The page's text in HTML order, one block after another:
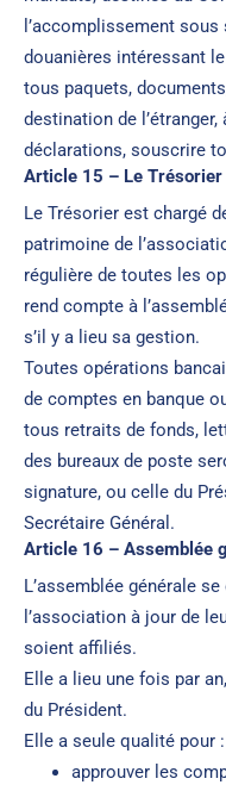
l’accomplissement
douanières intéressant
tous paquets,
destination de
déclarations, souscrire
Article 15 – Le Trésorier
Le Trésorier est chargé
patrimoine de
régulière de toutes les
rend compte à
s’il y a lieu sa gestion.
Toutes opérations
de comptes en banque
tous retraits de fonds,
des bureaux de poste
signature, ou celle du
Secrétaire Général.
Article 16 – Assemblée
L’assemblée générale
l’association à jour de
soient affiliés.
Elle a lieu une fois par
du Président.
Elle a seule qualité pour :
approuver les